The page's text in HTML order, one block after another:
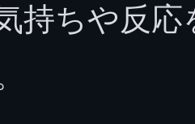
持ちや反